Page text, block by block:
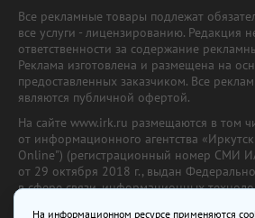
Все рекламные товары подлежат
все услуги - лицензированию. Редакция
ответственности за содержание
Реклама изготовлена и размещена на
предоставленных заказчиком. Все
являются публичной офертой.
На сайте www.irk.ru размещаются в том
от информационного агентства
Online") (регистрационный номер СМИ
от 29 октября 2018 г., выдан
в сфере связи, информационных
На информационном ресурсе применяются